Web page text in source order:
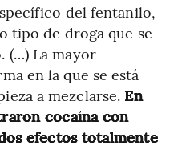
del fentanilo,
tipo de droga que se
(…) La mayor
en la que se está
a mezclarse. En
cocaína con
efectos totalmente